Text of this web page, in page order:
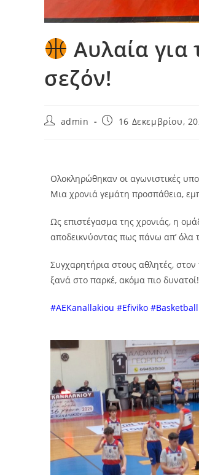
Αυλαία για
σεζόν!
admin 16 Δεκεμβρίου,
Ολοκληρώθηκαν οι αγωνιστικές
Μια χρονιά γεμάτη προσπάθεια,
Ως επιστέγασμα της χρονιάς, η
αποδεικνύοντας πως πάνω απ’ όλα
Συγχαρητήρια στους αθλητές,
ξανά στο παρκέ, ακόμα πιο δυνατοί!
#AEKanallakiou #Efiviko